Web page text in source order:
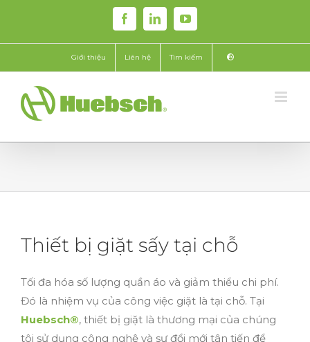
content
FacebookLinkedInYouTube
Giới thiệu Liên hệ Tìm kiếm
Thiết bị giặt sấy tại chỗ
Tối đa hóa số lượng quần áo và giảm thiểu chi phí.
Đó là nhiệm vụ của công việc giặt là tại chỗ. Tại
Huebsch®, thiết bị giặt là thương mại của chúng
tôi sử dụng công nghệ và sự đổi mới tân tiến để